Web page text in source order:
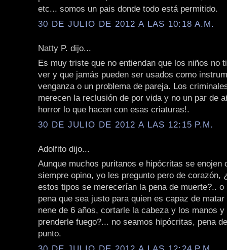
etc... somos un pais donde todo está permitido.
30 DE JULIO DE 2012 A LAS 10:18 A.M.
Natty P. dijo...
Es muy triste que no entiendan que los niños no
ver y que jamás pueden ser usados como
venganza o un problema de pareja. Los
merecen la reclusión de por vida y no un par de
horror lo que hacen con esas criaturas!.
30 DE JULIO DE 2012 A LAS 12:15 P.M.
Adolfito dijo...
Aunque muchos puritanos e hipócritas se enojen
siempre opino, yo les pregunto pero de corazón,
estos tipos se merecerían la pena de muerte?.. o
pena que sea justo para quien es capaz de
nene de 6 años, cortarle la cabeza y los manos y
prenderle fuego?... no seamos hipócritas, pena
punto.